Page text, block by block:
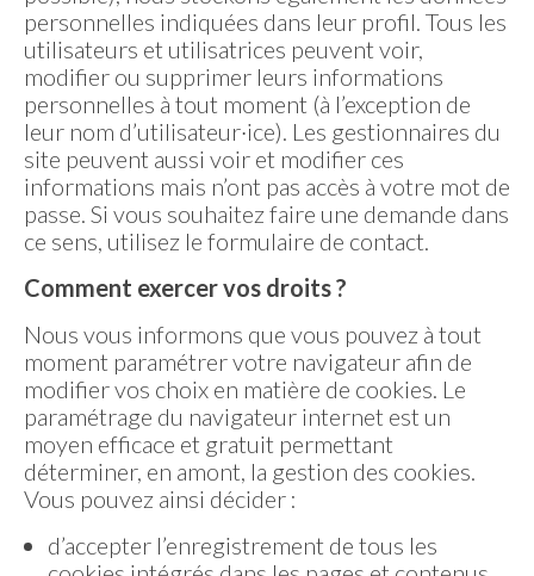
personnelles indiquées dans leur profil. Tous les
utilisateurs et utilisatrices peuvent voir,
modifier ou supprimer leurs informations
personnelles à tout moment (à l’exception de
leur nom d’utilisateur·ice). Les gestionnaires du
site peuvent aussi voir et modifier ces
informations mais n’ont pas accès à votre mot de
passe. Si vous souhaitez faire une demande dans
ce sens, utilisez le formulaire de contact.
Comment exercer vos droits ?
Nous vous informons que vous pouvez à tout
moment paramétrer votre navigateur afin de
modifier vos choix en matière de cookies. Le
paramétrage du navigateur internet est un
moyen efficace et gratuit permettant
déterminer, en amont, la gestion des cookies.
Vous pouvez ainsi décider :
d’accepter l’enregistrement de tous les